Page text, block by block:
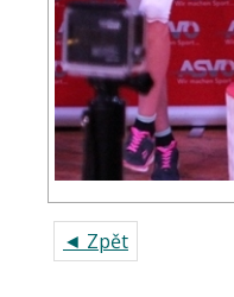
◄ Zpět